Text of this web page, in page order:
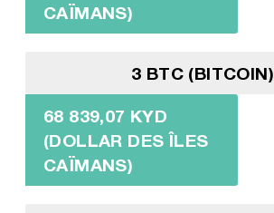
CAÏMANS)
3 BTC (BITCOIN)
68 839,07 KYD
(DOLLAR DES ÎLES
CAÏMANS)